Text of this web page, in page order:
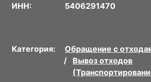
ИНН: 5406291470
Категория:
Обращение с
Вывоз отходов